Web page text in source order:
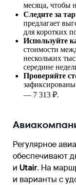
месяца, чтобы
Следите за
предлагает
для коротких
Используйте
стоимости
нескольких
середине
Проверяйте
— 7 313 ₽.
Регулярное
обеспечивают
и Utair. На
и варианты с